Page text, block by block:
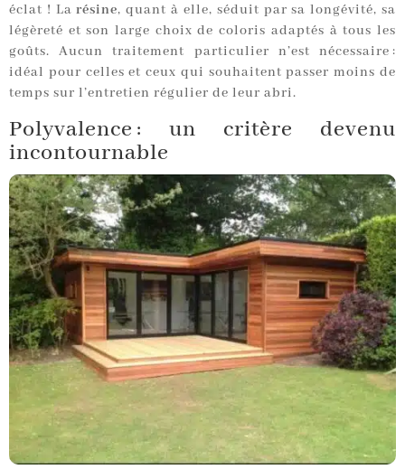
éclat ! Larésine, quant à elle, séduit par sa longévité, sa
légèreté et son large choix de coloris adaptés à tous les
goûts. Aucun traitement particulier n’est nécessaire :
idéal pour celles et ceux qui souhaitent passer moins de
temps sur l’entretien régulier de leur abri.
Polyvalence : un critère devenu
incontournable